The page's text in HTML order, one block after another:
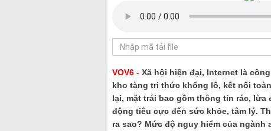
VOV6 - Xã hội hiện đại, Internet là
kho tàng tri thức khổng lồ, kết nối
lại, mặt trái bao gồm thông tin rác,
động tiêu cực đến sức khỏe, tâm lý.
ra sao? Mức độ nguy hiểm của